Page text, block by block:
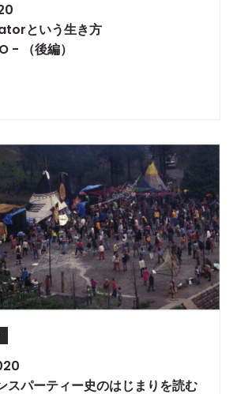
という生き方
- （後編）
スパーティー史のはじまりを読む